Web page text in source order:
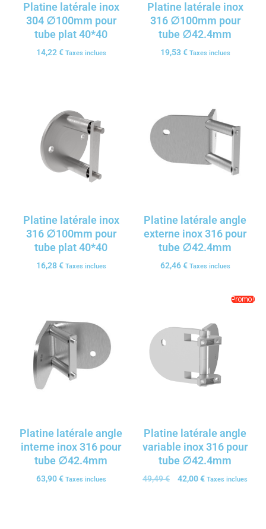
Platine latérale inox
304 ∅100mm pour
tube plat 40*40
14,22€ Taxes inclues
Platine latérale inox
316 ∅100mm pour
tube ∅42.4mm
19,53€ Taxes inclues
Platine latérale inox
316 ∅100mm pour
tube plat 40*40
16,28€ Taxes inclues
Platine latérale angle
externe inox 316 pour
tube ∅42.4mm
62,46€ Taxes inclues
Platine latérale angle
interne inox 316 pour
tube ∅42.4mm
63,90€ Taxes inclues
Promo !
Platine latérale angle
variable inox 316 pour
tube ∅42.4mm
49,49€ 42,00€ Taxes inclues